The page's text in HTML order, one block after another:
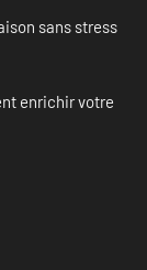
sans stress
enrichir votre